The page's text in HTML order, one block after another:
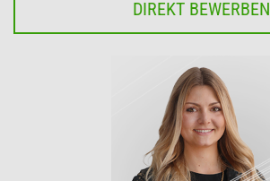
DIREKT BEWERBEN